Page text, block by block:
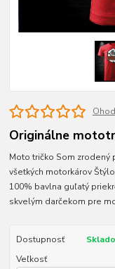
Originálne
Moto tričko Som
všetkých motorkárov
100% bavlna guľatý
skvelým darčekom pre
Dostupnosť
Veľkosť